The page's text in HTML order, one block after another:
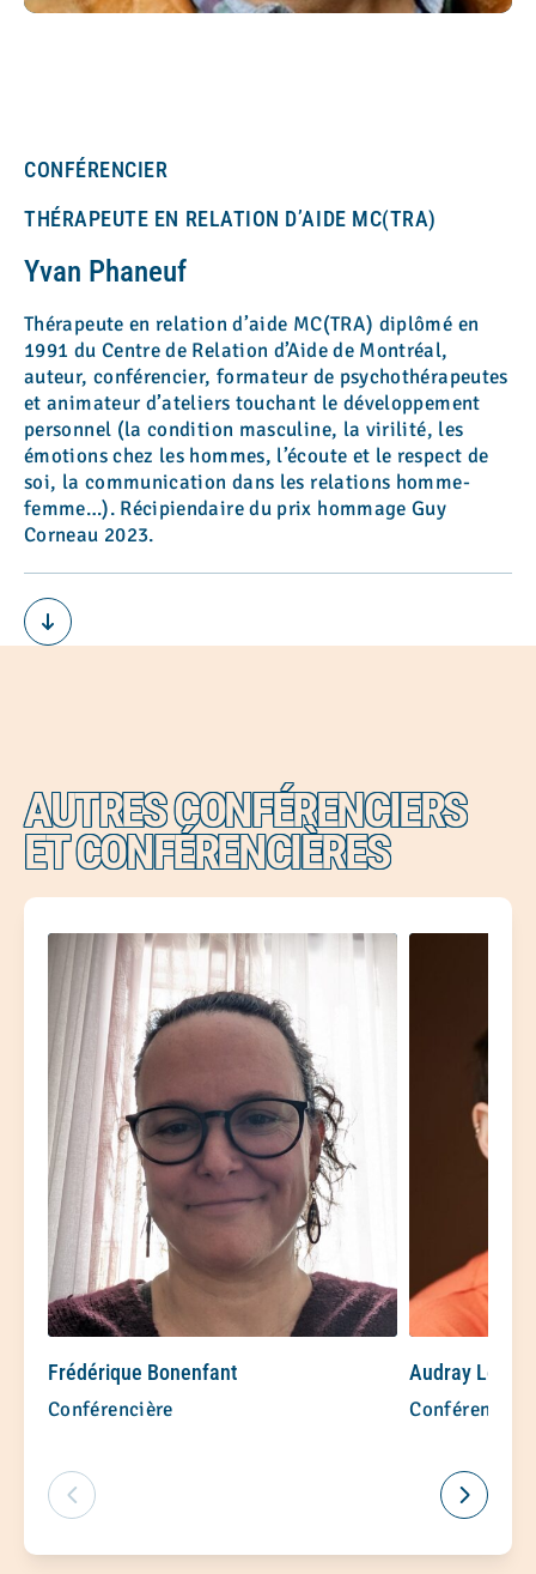
CONFÉRENCIER
THÉRAPEUTE EN RELATION D’AIDE MC(TRA)
Yvan Phaneuf
Thérapeute en relation d’aide MC(TRA) diplômé en
1991 du Centre de Relation d’Aide de Montréal,
auteur, conférencier, formateur de psychothérapeutes
et animateur d’ateliers touchant le développement
personnel (la condition masculine, la virilité, les
émotions chez les hommes, l’écoute et le respect de
soi, la communication dans les relations homme-
femme…). Récipiendaire du prix hommage Guy
Corneau 2023.
AUTRES CONFÉRENCIERS
ET CONFÉRENCIÈRES
Frédérique Bonenfant
Conférencière
Audray Lemay
Conférencière